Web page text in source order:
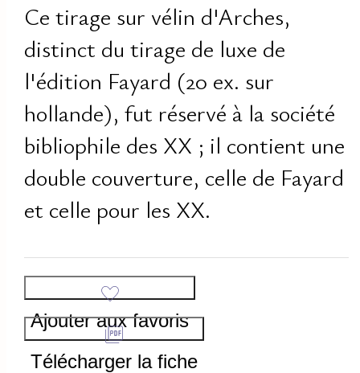
Ce tirage sur vélin d'Arches,
distinct du tirage de luxe de
l'édition Fayard (20 ex. sur
hollande), fut réservé à la société
bibliophile des XX ; il contient une
double couverture, celle de Fayard
et celle pour les XX.
Ajouter aux favoris
Télécharger la fiche